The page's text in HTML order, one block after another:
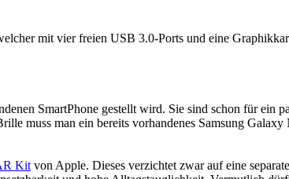
mit vier freien USB 3.0-Ports und eine
SmartPhone gestellt wird. Sie sind schon für ein
muss man ein bereits vorhandenes Samsung Galaxy
Kit von Apple. Dieses verzichtet zwar auf eine